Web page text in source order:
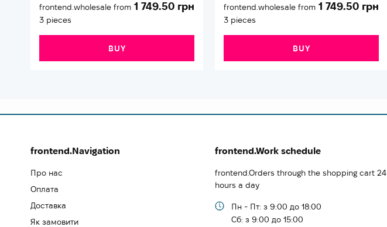
frontend.wholesale from
3 pieces
1 749.50 грн
BUY
frontend.wholesale from
3 pieces
1 749.50 грн
BUY
frontend.Navigation
Про нас
Оплата
Доставка
Як замовити
frontend.Work schedule
frontend.Orders through the shopping cart 24
hours a day
Пн - Пт: з 9:00 до 18:00
Cб: з 9:00 до 15:00